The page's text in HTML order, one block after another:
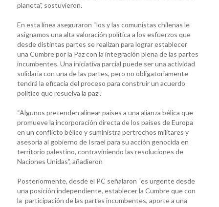
planeta”, sostuvieron.
En esta línea aseguraron “los y las comunistas chilenas le
asignamos una alta valoración política a los esfuerzos que
desde distintas partes se realizan para lograr establecer
una Cumbre por la Paz con la integración plena de las partes
incumbentes. Una iniciativa parcial puede ser una actividad
solidaria con una de las partes, pero no obligatoriamente
tendrá la eficacia del proceso para construir un acuerdo
político que resuelva la paz”.
“Algunos pretenden alinear países a una alianza bélica que
promueve la incorporación directa de los países de Europa
en un conflicto bélico y suministra pertrechos militares y
asesoría al gobierno de Israel para su acción genocida en
territorio palestino, contraviniendo las resoluciones de
Naciones Unidas”, añadieron
Posteriormente, desde el PC señalaron “es urgente desde
una posición independiente, establecer la Cumbre que con
la participación de las partes incumbentes, aporte a una